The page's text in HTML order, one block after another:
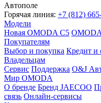
Автополе
Горячая линия: +7 (812)
Модели
Новая OMODA C5
Покупателям
Выбор и покупка Кредит и
Владельцам
Сервис Поддержка O&J
Мир OMODA
О бренде Бренд JAECOO
связь Онлайн-сервисы